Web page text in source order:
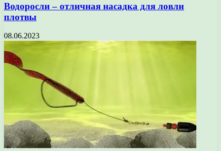
Водоросли – отличная насадка для ловли
плотвы
08.06.2023